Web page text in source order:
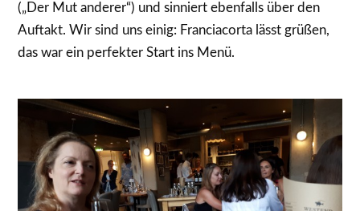
(„Der Mut anderer“) und sinniert ebenfalls über den
Auftakt. Wir sind uns einig: Franciacorta lässt grüßen,
das war ein perfekter Start ins Menü.